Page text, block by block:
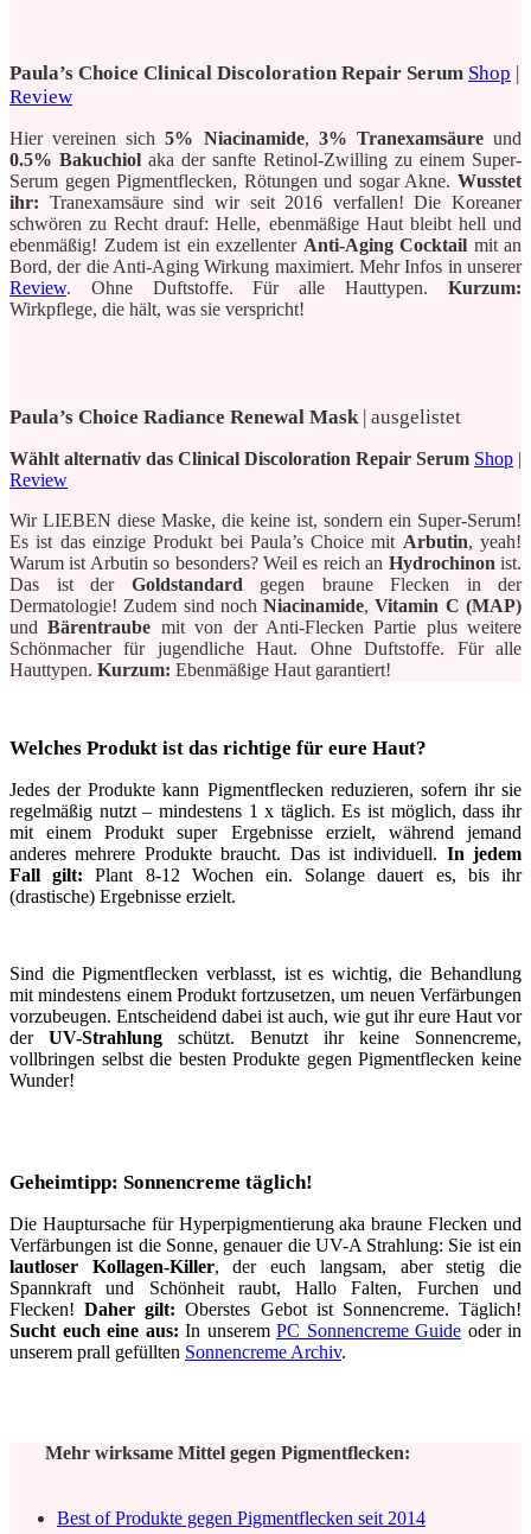
Paula’s Choice Clinical Discoloration Repair Serum Shop
Review
Hier vereinen sich5% Niacinamide, 3% Tranexamsäureund
0.5% Bakuchiol aka der sanfte Retinol-Zwilling zu einem Super-
Serum gegen Pigmentflecken, Rötungen und sogar Akne. Wusstet
ihr: Tranexamsäure sind wir seit 2016 verfallen! Die Koreaner
schwören zu Recht drauf: Helle, ebenmäßige Haut bleibt hell und
ebenmäßig! Zudem ist ein exzellenter Anti-Aging Cocktail mit an
Bord, der die Anti-Aging Wirkung maximiert. Mehr Infos in unserer
Review. Ohne Duftstoffe. Für alle Hauttypen. Kurzum:
Wirkpflege, die hält, was sie verspricht!
Paula’s Choice Radiance Renewal Mask| ausgelistet
Wählt alternativ das Clinical Discoloration Repair Serum Shop |
Review
Wir LIEBEN diese Maske, die keine ist, sondern ein Super-Serum!
Es ist das einzige Produkt bei Paula’s Choice mit Arbutin, yeah!
Warum ist Arbutin so besonders? Weil es reich an Hydrochinon ist.
Das ist der Goldstandard gegen braune Flecken in der
Dermatologie! Zudem sind nochNiacinamide,Vitamin C (MAP)
undBärentraube mit von der Anti-Flecken Partie plus weitere
Schönmacher für jugendliche Haut. Ohne Duftstoffe. Für alle
Hauttypen. Kurzum: Ebenmäßige Haut garantiert!
Welches Produkt ist das richtige für eure Haut?
Jedes der Produkte kann Pigmentflecken reduzieren, sofern ihr sie
regelmäßig nutzt – mindestens 1 x täglich. Es ist möglich, dass ihr
mit einem Produkt super Ergebnisse erzielt, während jemand
anderes mehrere Produkte braucht. Das ist individuell. In jedem
Fall gilt: Plant 8-12 Wochen ein. Solange dauert es, bis ihr
(drastische) Ergebnisse erzielt.
Sind die Pigmentflecken verblasst, ist es wichtig, die Behandlung
mit mindestens einem Produkt fortzusetzen, um neuen Verfärbungen
vorzubeugen. Entscheidend dabei ist auch, wie gut ihr eure Haut vor
der UV-Strahlung schützt. Benutzt ihr keine Sonnencreme,
vollbringen selbst die besten Produkte gegen Pigmentflecken keine
Wunder!
Geheimtipp: Sonnencreme täglich!
Die Hauptursache für Hyperpigmentierung aka braune Flecken und
Verfärbungen ist die Sonne, genauer die UV-A Strahlung: Sie ist ein
lautloser Kollagen-Killer, der euch langsam, aber stetig die
Spannkraft und Schönheit raubt, Hallo Falten, Furchen und
Flecken!Daher gilt: Oberstes Gebot ist Sonnencreme. Täglich!
Sucht euch eine aus: In unserem PC Sonnencreme Guide oder in
unserem prall gefüllten Sonnencreme Archiv.
Mehr wirksame Mittel gegen Pigmentflecken:
Best of Produkte gegen Pigmentflecken seit 2014